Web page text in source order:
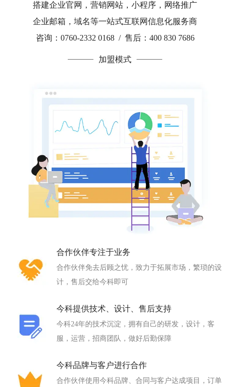
搭建企业官网，营销网站，小程序，网络推广
企业邮箱，域名等一站式互联网信息化服务商
咨询：0760-2332 0168 / 售后：400 830 7686
加盟模式
合作伙伴专注于业务
合作伙伴免去后顾之忧，致力于拓展市场，繁琐的设
计，售后交给今科即可
今科提供技术、设计、售后支持
今科24年的技术沉淀，拥有自己的研发，设计，客
服，运营，招商团队，做好后勤保障
今科品牌与客户进行合作
合作伙伴使用今科品牌、合同与客户达成项目，订单